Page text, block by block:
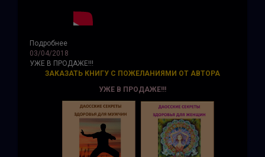
Подробнее
03/04/2018
УЖЕ В ПРОДАЖЕ!!!
ЗАКАЗАТЬ КНИГУ С ПОЖЕЛАНИЯМИ ОТ АВТОРА
УЖЕ В ПРОДАЖЕ!!!